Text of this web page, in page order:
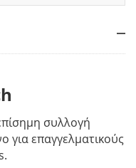
συλλογή
για επαγγελματικούς